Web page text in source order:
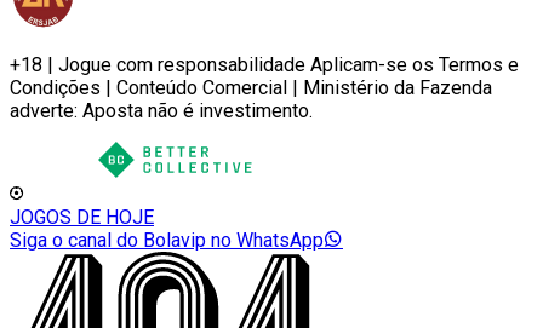
+18 | Jogue com responsabilidade Aplicam-se os Termos e
Condições | Conteúdo Comercial | Ministério da Fazenda
adverte: Aposta não é investimento.
JOGOS DE HOJE
Siga o canal do Bolavip no WhatsApp